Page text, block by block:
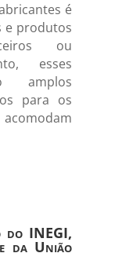
é
e produtos
ou
esses
amplos
para os
do INEGI,
da União